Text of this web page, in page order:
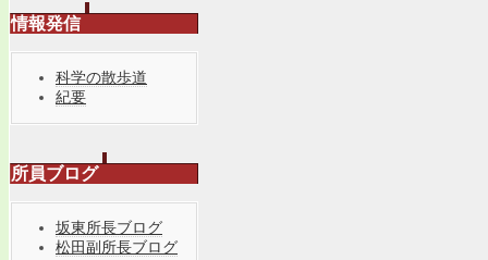
情報発信
科学の散歩道
紀要
所員ブログ
坂東所長ブログ
松田副所長ブログ